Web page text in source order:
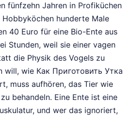
fünfzehn Jahren in Profiküchen
hunderte Male
40 Euro für eine Bio-Ente aus
Stunden, weil sie einer vagen
die Physik des Vogels zu
will, wie Как Приготовить Утка
muss aufhören, das Tier wie
behandeln. Eine Ente ist eine
und wer das ignoriert,